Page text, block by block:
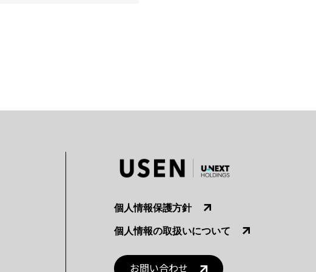
個人情報保護方針
個人情報の取扱いについて
お問い合わせ